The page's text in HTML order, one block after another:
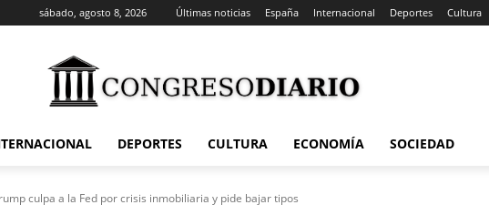
sábado, agosto 8, 2026 Últimas noticias España Internacional Deportes Cultura
DEPORTES CULTURA ECONOMÍA SOCIEDAD
culpa a la Fed por crisis inmobiliaria y pide bajar tipos